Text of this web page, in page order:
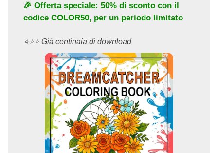
🎉 Offerta speciale: 50% di sconto con il
codice COLOR50, per un periodo limitato
⭐️⭐️⭐️ Già centinaia di download